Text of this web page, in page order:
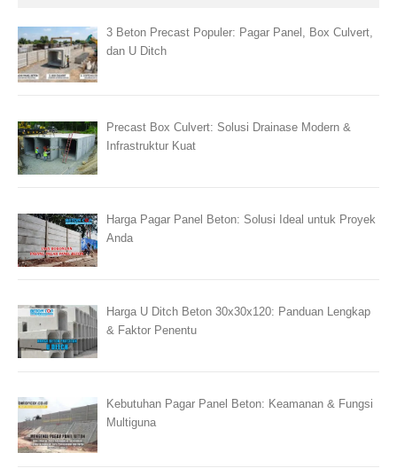
3 Beton Precast Populer: Pagar Panel, Box Culvert,
dan U Ditch
Precast Box Culvert: Solusi Drainase Modern &
Infrastruktur Kuat
Harga Pagar Panel Beton: Solusi Ideal untuk Proyek
Anda
Harga U Ditch Beton 30x30x120: Panduan Lengkap
& Faktor Penentu
Kebutuhan Pagar Panel Beton: Keamanan & Fungsi
Multiguna